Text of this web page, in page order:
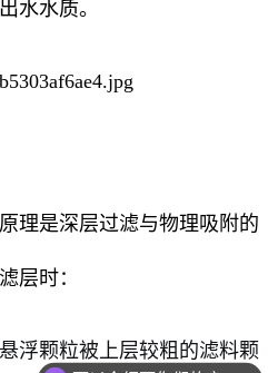
水水质。
理是深层过滤与物理吸附的
层时：
浮颗粒被上层较粗的滤料颗